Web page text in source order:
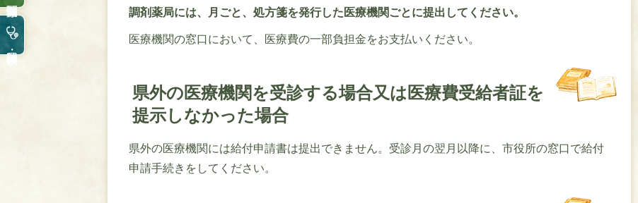
調剤薬局には、月ごと、処方箋を発行した医療機関ごとに提出してください。
医療機関の窓口において、医療費の一部負担金をお支払いください。
県外の医療機関を受診する場合又は医療費受給者証を
提示しなかった場合
県外の医療機関には給付申請書は提出できません。受診月の翌月以降に、市役所の窓口で給付
申請手続きをしてください。